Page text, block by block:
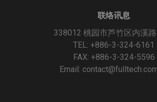
联络讯息
338012 桃园市芦竹区内溪
TEL: +886-3-324-6161
FAX: +886-3-324-5596
Email: